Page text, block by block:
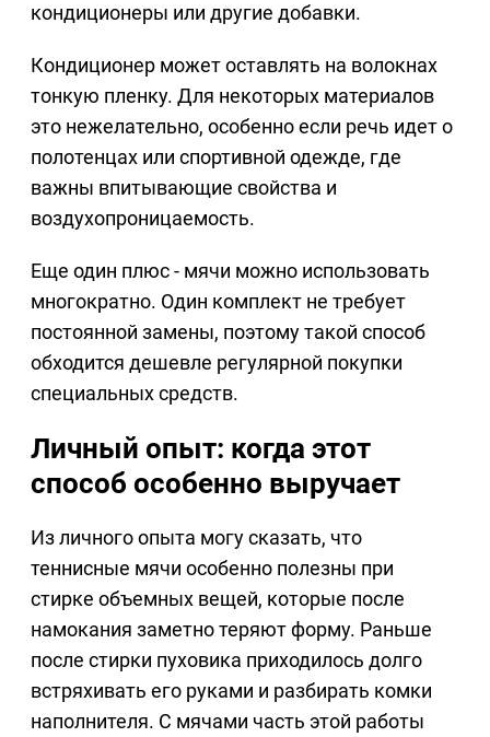
кондиционеры или другие добавки.
Кондиционер может оставлять на волокнах
тонкую пленку. Для некоторых материалов
это нежелательно, особенно если речь идет о
полотенцах или спортивной одежде, где
важны впитывающие свойства и
воздухопроницаемость.
Еще один плюс - мячи можно использовать
многократно. Один комплект не требует
постоянной замены, поэтому такой способ
обходится дешевле регулярной покупки
специальных средств.
Личный опыт: когда этот
способ особенно выручает
Из личного опыта могу сказать, что
теннисные мячи особенно полезны при
стирке объемных вещей, которые после
намокания заметно теряют форму. Раньше
после стирки пуховика приходилось долго
встряхивать его руками и разбирать комки
наполнителя. С мячами часть этой работы